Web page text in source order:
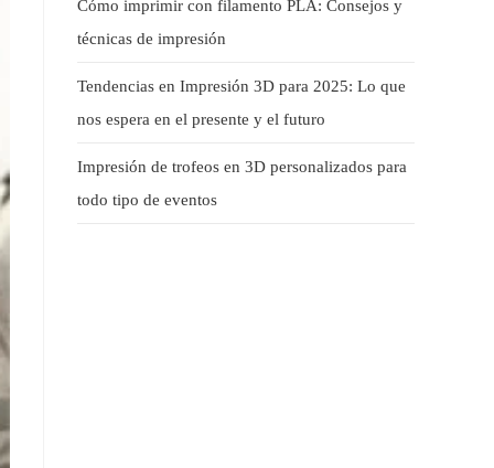
Cómo imprimir con filamento PLA: Consejos y
técnicas de impresión
Tendencias en Impresión 3D para 2025: Lo que
nos espera en el presente y el futuro
Impresión de trofeos en 3D personalizados para
todo tipo de eventos